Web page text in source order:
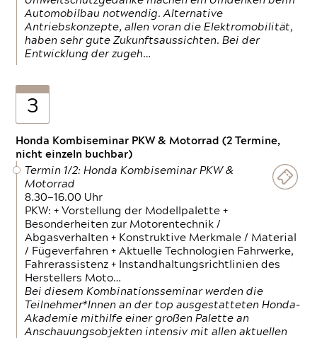
Automobilbau notwendig. Alternative
Antriebskonzepte, allen voran die Elektromobilität,
haben sehr gute Zukunftsaussichten. Bei der
Entwicklung der zugeh…
3
Honda Kombiseminar PKW & Motorrad (2 Termine,
nicht einzeln buchbar)
Termin 1/2: Honda Kombiseminar PKW &
Motorrad
8.30—16.00 Uhr
PKW: + Vorstellung der Modellpalette +
Besonderheiten zur Motorentechnik /
Abgasverhalten + Konstruktive Merkmale / Material
/ Fügeverfahren + Aktuelle Technologien Fahrwerke,
Fahrerassistenz + Instandhaltungsrichtlinien des
Herstellers Moto…
Bei diesem Kombinationsseminar werden die
Teilnehmer*Innen an der top ausgestatteten Honda-
Akademie mithilfe einer großen Palette an
Anschauungsobjekten intensiv mit allen aktuellen